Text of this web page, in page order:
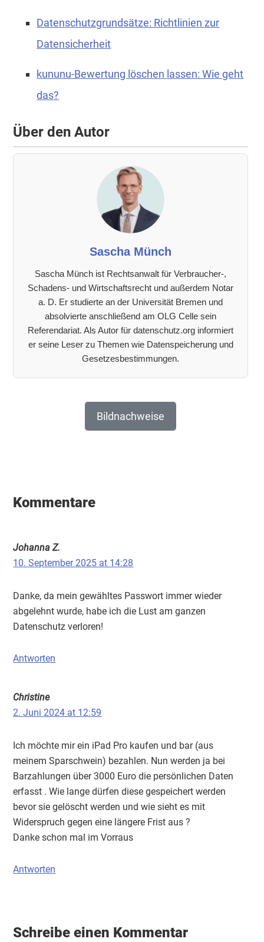
Datenschutzgrundsätze: Richtlinien zur
Datensicherheit
kununu-Bewertung löschen lassen: Wie geht
das?
Über den Autor
Sascha Münch
Sascha Münch ist Rechtsanwalt für Verbraucher-,
Schadens- und Wirtschaftsrecht und außerdem Notar
a. D. Er studierte an der Universität Bremen und
absolvierte anschließend am OLG Celle sein
Referendariat. Als Autor für datenschutz.org informiert
er seine Leser zu Themen wie Datenspeicherung und
Gesetzesbestimmungen.
Bildnachweise
Interaktionen
Kommentare
Johanna Z.
10. September 2025 at 14:28
Danke, da mein gewähltes Passwort immer wieder
abgelehnt wurde, habe ich die Lust am ganzen
Datenschutz verloren!
Antworten
Christine
2. Juni 2024 at 12:59
Ich möchte mir ein iPad Pro kaufen und bar (aus
meinem Sparschwein) bezahlen. Nun werden ja bei
Barzahlungen über 3000 Euro die persönlichen Daten
erfasst . Wie lange dürfen diese gespeichert werden
bevor sie gelöscht werden und wie sieht es mit
Widerspruch gegen eine längere Frist aus ?
Danke schon mal im Vorraus
Antworten
Schreibe einen Kommentar